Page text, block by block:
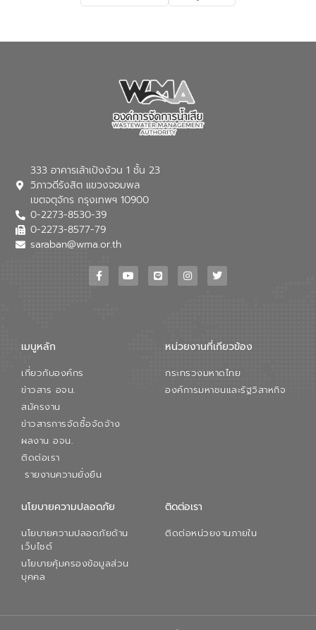
ณ เทศบาลตำบลบางเลน จังหวัดนครปฐม
333 อาคารเล้าเป้งง้วน 1 ชั้น 23
วิภาวดีรังสิต แขวงจอมพล
เขตจตุจักร กรุงเทพฯ 10900
0-2273-8530-39
0-2273-8577-79
saraban@wma.or.th
เมนูหลัก
เกี่ยวกับองค์กร
ข่าวสาร อจน.
สมัครงาน
ข่าวสารการจัดซื้อจัดจ้าง
ผลงาน อจน.
ติดต่อเรา
รายงานความยั่งยืน
หน่วยงานที่เกียวข้อง
กระทรวงมหาดไทย
องค์การมหาชนและรัฐวิสาหกิจ
นโยบายความปลอดภัย
นโยบายความปลอดภัยด้าน
เว็บไซต์
นโยบายคุ้มครองข้อมูลส่วน
บุคคล
ติดต่อเรา
ติดต่อหน่วยงานภายใน